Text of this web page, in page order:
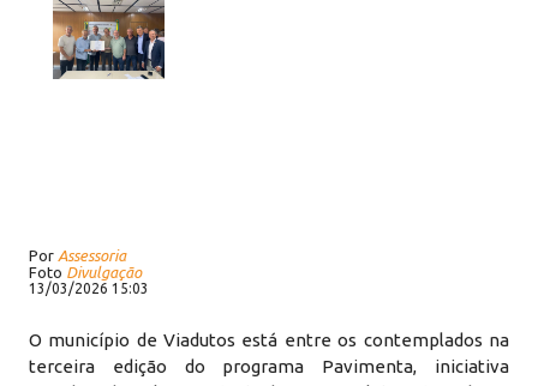
Por Assessoria
Foto Divulgação
13/03/2026 15:03
O município de Viadutos está entre os contemplados na
terceira edição do programa Pavimenta, iniciativa